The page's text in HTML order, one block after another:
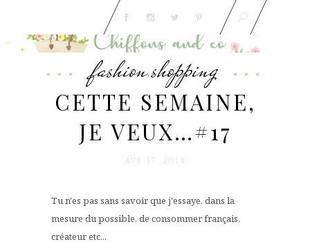
fashion,shopping
CETTE SEMAINE,
JE VEUX…#17
AVR 17. 2014
Tu n'es pas sans savoir que j'essaye, dans la
mesure du possible, de consommer français,
créateur etc...